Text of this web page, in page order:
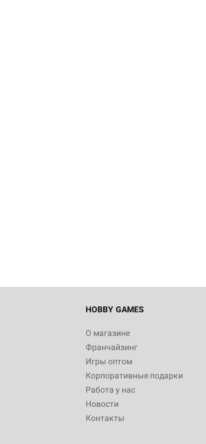
HOBBY GAMES
О магазине
Франчайзинг
Игры оптом
Корпоративные подарки
Работа у нас
Новости
Контакты
Настольная игра Hobby
"Мир фантастики.
империи: Боевая тревога
799
Настольная игра Hobby
империи. Четвёртая
Рубеж
12 990